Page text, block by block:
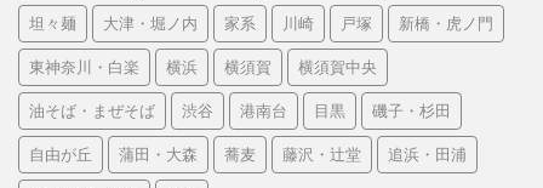
坦々麺 大津・堀ノ内 家系 川崎 戸塚 新橋・虎ノ門
東神奈川・白楽 横浜 横須賀 横須賀中央
油そば・まぜそば 渋谷 港南台 目黒 磯子・杉田
自由が丘 蒲田・大森 蕎麦 藤沢・辻堂 追浜・田浦